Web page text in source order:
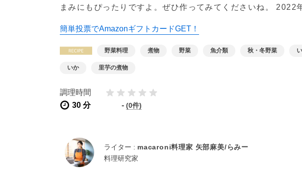
まみにもぴったりですよ。ぜひ作ってみてくださいね。 2022
簡単投票でAmazonギフトカードGET！
野菜料理 煮物 野菜 魚介類 秋・冬野菜
いか 里芋の煮物
調理時間
30 分
- (0件)
ライター : macaroni料理家 矢部麻美/らみー
料理研究家